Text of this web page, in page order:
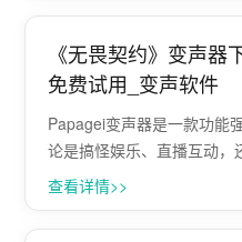
《无畏契约》变声器
免费试用_变声软件
Papagei变声器是一款功能
论是搞怪娱乐、直播互动，
都能为你提供多样化的声音
种声音效果，包括男声···
查看详情>>